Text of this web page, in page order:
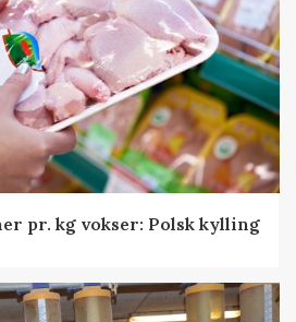
pr. kg vokser: Polsk kylling